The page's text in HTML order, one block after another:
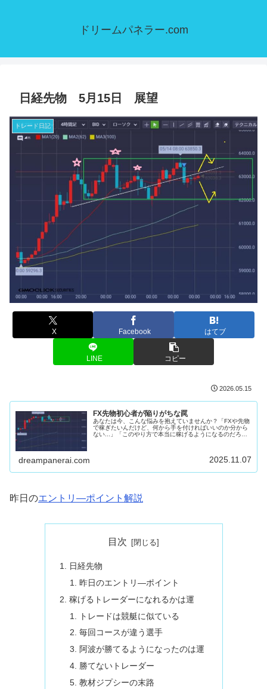
ドリームパネラー.com
日経先物 5月15日 展望
トレード日記
X Facebook はてブ
LINE コピー
2026.05.15
FX先物初心者が陥りがちな罠
あなたは今、こんな悩みを抱えていませんか？「FXや先物
で稼ぎたいんだけど、何から手を付ければいいのか分から
ない...」「このやり方で本当に稼げるようになるのだろう
dreampanerai.com 2025.11.07
昨日のエントリ―ポイント解説
目次
日経先物
昨日のエントリ―ポイント
稼げるトレーダーになれるかは運
トレードは競艇に似ている
毎回コースが違う選手
阿波が勝てるようになったのは運
勝てないトレーダー
教材ジプシーの末路